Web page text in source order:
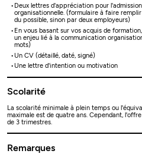
Deux lettres d'appréciation pour
organisationnelle. (formulaire à faire
du possible, sinon par deux employeurs)
En vous basant sur vos acquis de
un enjeu lié à la communication
mots)
Un CV (détaillé, daté, signé)
Une lettre d'intention ou motivation
Scolarité
La scolarité minimale à plein temps ou
maximale est de quatre ans. Cependant,
de 3 trimestres.
Remarques